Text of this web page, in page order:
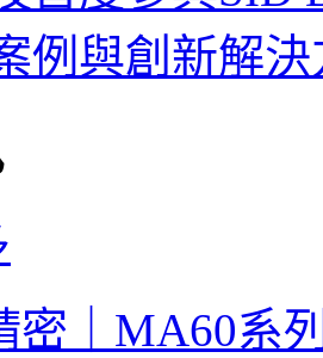
例與創新解決
密｜MA60系